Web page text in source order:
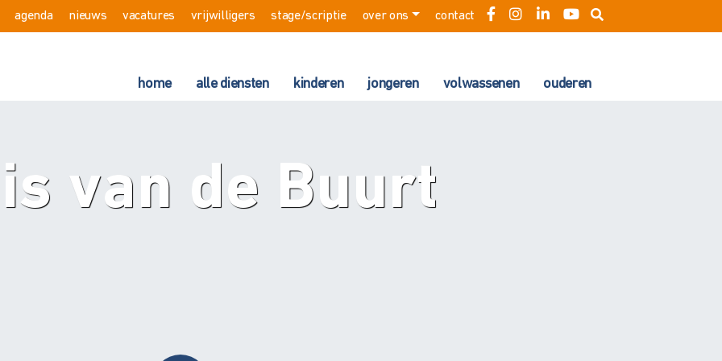
agenda nieuws vacatures vrijwilligers stage/scriptie over ons contact
home alle diensten kinderen jongeren volwassenen ouderen
van de Buurt